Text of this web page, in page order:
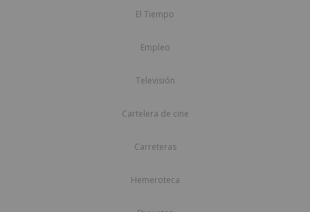
El Tiempo
Empleo
Televisión
Cartelera de cine
Carreteras
Hemeroteca